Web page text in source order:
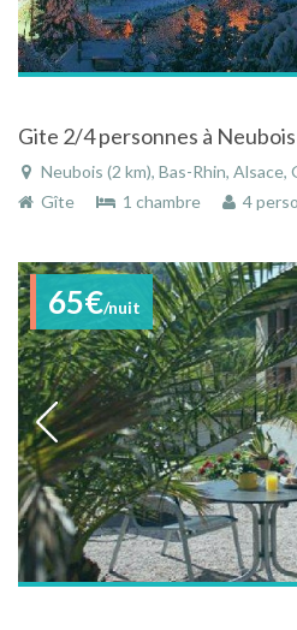
Neubois (2 km), Bas-Rhin, Alsace,
Gîte
1 chambre 4
65€/nuit